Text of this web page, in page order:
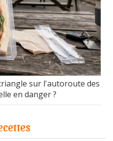
sur l'autoroute des
en danger ?